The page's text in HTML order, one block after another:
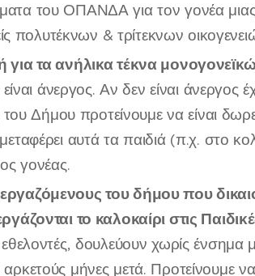
του ΟΠΑΝΔΑ για τον γονέα μιας
πολυτέκνων & τρίτεκνων
τα ανήλικα τέκνα
άνεργος. Αν δεν είναι
του Δήμου προτείνουμε να είναι
αυτά τα παιδιά (π.χ. στο
γονέας.
του δήμου που
το καλοκαίρι στις
εθελοντές, δουλεύουν χωρίς
μήνες μετά. Προτείνουμε